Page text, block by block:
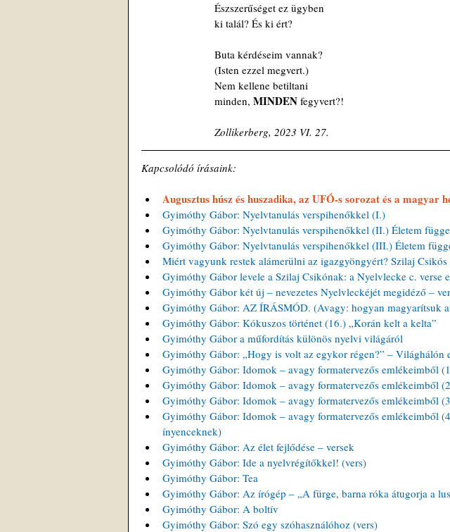
      Észszerűséget ez ügyben
      ki talál? És ki ért?
      Buta kérdéseim vannak?
      (Isten ezzel megvert.)
      Nem kellene betiltani
      minden,
MINDEN fegyvert?!
      Zollikerberg, 2023 VI. 27.
Kapcsolódó írásaink:
Augusztus húsz és huszadika, az UFÓ-s sorozat és a magyar
Gyimóthy Gábor: Nyelvtanulás verspihenőkkel (I.)
Gyimóthy Gábor: Nyelvtanulás verspihenőkkel (II.) Életem
Gyimóthy Gábor: Nyelvtanulás verspihenőkkel (III.) Életem
Miért vagyunk restek alámerülni az igazgyöngyért? Szilaj
Gyimóthy Gábor levele a Szilaj Csikónak: a Nyelvlecke c. verse
Gyimóthy Gábor két új – nevezetes Nyelvleckéjét megidéző –
Gyimóthy Gábor: AZ ÍRÁSMÓD. (Avagy: hogyan magyarítsuk
Gyimóthy Gábor: Kókuszos történet (16.) „Korán kelt a kelta”
Gyimóthy Gábor a műfordítás különös nyelvi világáról
Gyimóthy Gábor: „Hogy is volt az egykor régen?” – Világhálón
Gyimóthy Gábor: Idomok – avagy formatervezős emlékeimből
Gyimóthy Gábor: Idomok – avagy formatervezős emlékeimből
Gyimóthy Gábor: Idomok – avagy formatervezős emlékeimből
Gyimóthy Gábor: Idomok – avagy formatervezős emlékeimből
ínyenceknek)
Gyimóthy Gábor: Az élet fejlődése – versek
Gyimóthy Gábor: Ide a nyelvrégítőkkel! (vers)
Gyimóthy Gábor: Tea
Gyimóthy Gábor: Az írógép – „A fürge, barna róka átugorja a
Gyimóthy Gábor: A boltív
Gyimóthy Gábor: Szó egy szóhasználóhoz (vers)